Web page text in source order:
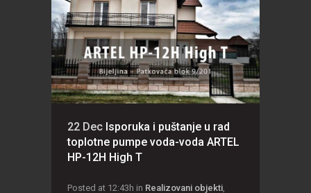
22 Dec Isporuka i puštanje u rad
toplotne pumpe voda-voda ARTEL
HP-12H High T
Posted at 12:43h in Realizovani objekti,